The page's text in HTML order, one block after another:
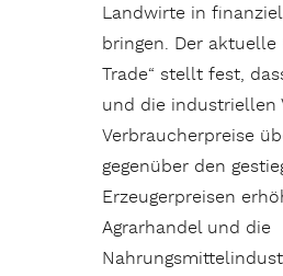
Landwirte in
bringen. Der
Trade“ stellt fest,
und die industriellen
Verbraucherpreise
gegenüber den
Erzeugerpreisen
Agrarhandel und die